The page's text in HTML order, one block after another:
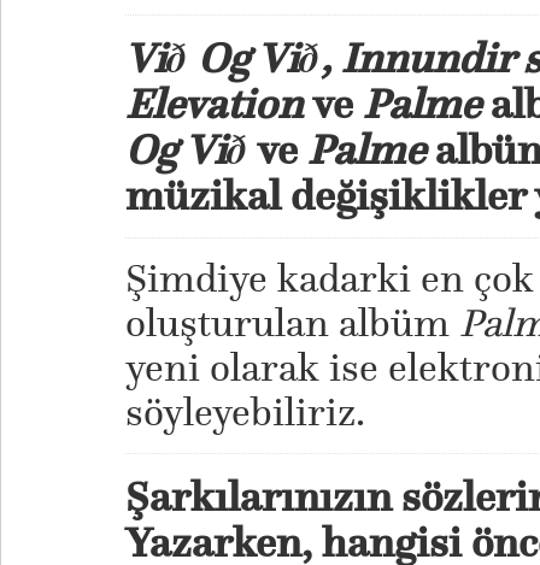
Við Og Við, Innundir
Elevationve Palme
Og Við ve Palme
müzikal değişiklikler
Şimdiye kadarki en
oluşturulan albüm
yeni olarak ise
söyleyebiliriz.
Şarkılarınızın
Yazarken, hangisi